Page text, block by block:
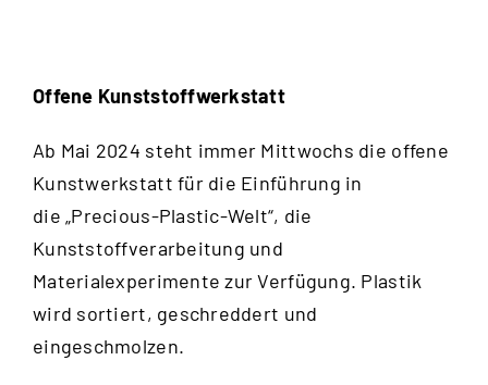
Offene Kunststoffwerkstatt
Ab Mai 2024 steht immer Mittwochs die offene
Kunstwerkstatt für die Einführung in
die „Precious-Plastic-Welt“, die
Kunststoffverarbeitung und
Materialexperimente zur Verfügung. Plastik
wird sortiert, geschreddert und
eingeschmolzen.